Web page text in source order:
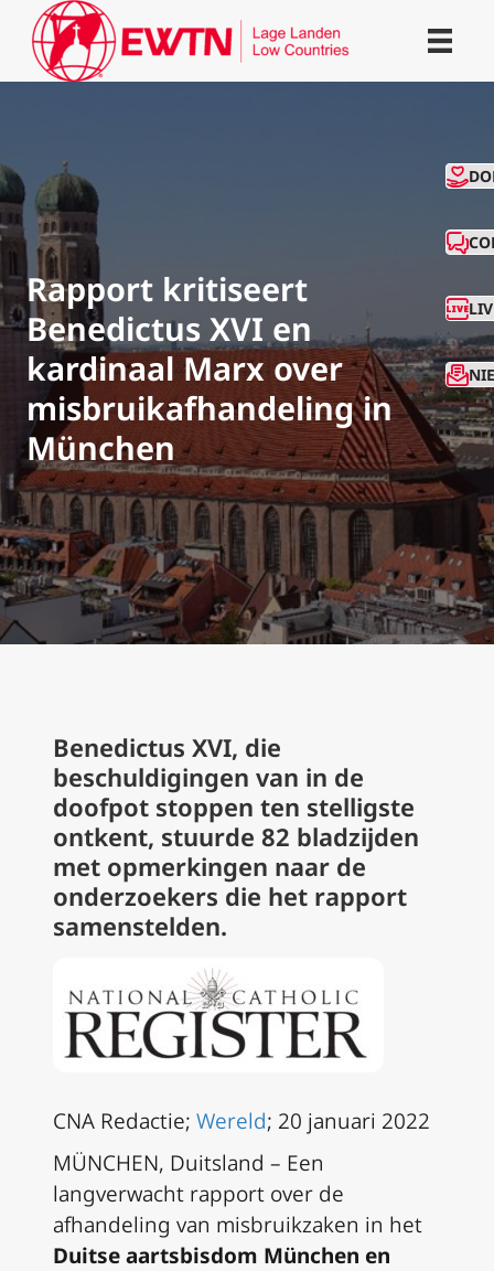
Rapport kritiseert
Benedictus XVI en
kardinaal Marx over
misbruikafhandeling in
München
Benedictus XVI, die
beschuldigingen van in de
doofpot stoppen ten stelligste
ontkent, stuurde 82 bladzijden
met opmerkingen naar de
onderzoekers die het rapport
samenstelden.
CNA Redactie; Wereld; 20 januari 2022
MÜNCHEN, Duitsland – Een
langverwacht rapport over de
afhandeling van misbruikzaken in het
Duitse aartsbisdom München en